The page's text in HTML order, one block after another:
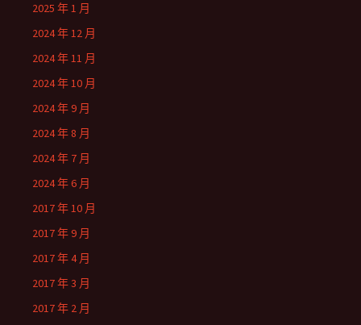
2025 年 1 月
2024 年 12 月
2024 年 11 月
2024 年 10 月
2024 年 9 月
2024 年 8 月
2024 年 7 月
2024 年 6 月
2017 年 10 月
2017 年 9 月
2017 年 4 月
2017 年 3 月
2017 年 2 月